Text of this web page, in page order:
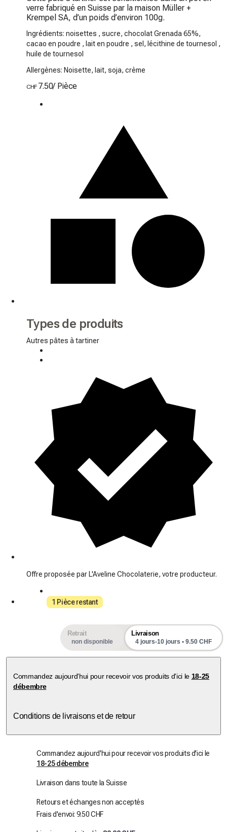
verre fabriqué en Suisse par la maison Müller +
Krempel SA, d’un poids d’environ 100g.
Ingrédients: noisettes , sucre, chocolat Grenada 65%,
cacao en poudre , lait en poudre , sel, lécithine de tournesol ,
huile de tournesol
Allergènes: Noisette, lait, soja, crème
CHF 7.50/ Pièce
Types de produits
Autres pâtes à tartiner
Offre proposée par L'Aveline Chocolaterie, votre producteur.
1 Pièce restant
Retrait
non disponible
Livraison
4 jours-10 jours • 9.50 CHF
Commandez aujourd'hui pour recevoir vos produits d'ici le 18-25
débembre
Conditions de livraisons et de retour
Commandez aujourd'hui pour recevoir vos produits d'ici le
18-25 débembre
Livraison dans toute la Suisse
Retours et échanges non acceptés
Frais d'envoi: 9.50 CHF